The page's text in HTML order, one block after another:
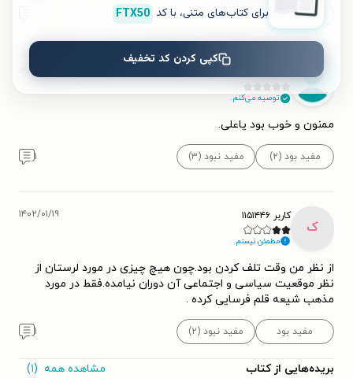
مفید بود مفید نبود
توصیه می‌کنم.
۱۴۰۱/۰۹/۱۸
ممنون و خوب بود یاعلی.
مفید بود (۲) مفید نبود (۳) ۱
ک
کاربر ۱۱۵۱۴۴۶
مطمئن نیستم.
۱۴۰۲/۰۱/۱۹
از نظر من وقت تلف کردن بود.چون هیچ چیزی در مورد لرستان از
نظر موقعیت سیاسی و اجتماعی آن دوران نیامده.فقط در مورد
مذهب شیعه قلم فرسایی کرده .
مفید بود مفید نبود (۲) ۱
بریده‌هایی از کتاب مشاهده همه (۱)
برای کتاب‌های متنی، با کد FTX50
کپی کردن کد تخفیف